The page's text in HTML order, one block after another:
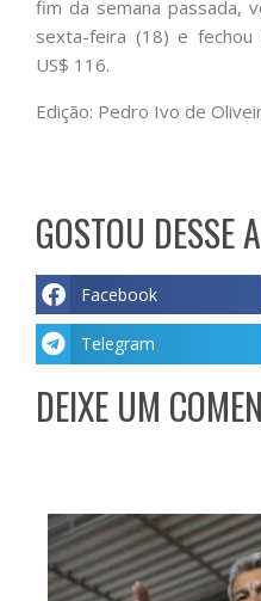
fim da semana passada,
sexta-feira (18) e
US$ 116.
Edição: Pedro Ivo de
GOSTOU DESSE
Facebook
Telegram
DEIXE UM